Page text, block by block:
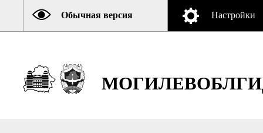
Обычная версия Настройки